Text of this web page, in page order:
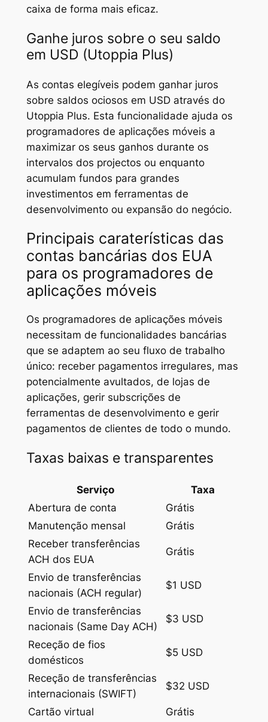
caixa de forma mais eficaz.
Ganhe juros sobre o seu saldo
em USD (Utoppia Plus)
As contas elegíveis podem ganhar juros
sobre saldos ociosos em USD através do
Utoppia Plus. Esta funcionalidade ajuda os
programadores de aplicações móveis a
maximizar os seus ganhos durante os
intervalos dos projectos ou enquanto
acumulam fundos para grandes
investimentos em ferramentas de
desenvolvimento ou expansão do negócio.
Principais caraterísticas das
contas bancárias dos EUA
para os programadores de
aplicações móveis
Os programadores de aplicações móveis
necessitam de funcionalidades bancárias
que se adaptem ao seu fluxo de trabalho
único: receber pagamentos irregulares, mas
potencialmente avultados, de lojas de
aplicações, gerir subscrições de
ferramentas de desenvolvimento e gerir
pagamentos de clientes de todo o mundo.
Taxas baixas e transparentes
Serviço
Taxa
Abertura de conta
Grátis
Manutenção mensal
Grátis
Receber transferências
ACH dos EUA
Grátis
Envio de transferências
nacionais (ACH regular)
$1 USD
Envio de transferências
nacionais (Same Day ACH)
$3 USD
Receção de fios
domésticos
$5 USD
Receção de transferências
internacionais (SWIFT)
$32 USD
Cartão virtual Grátis